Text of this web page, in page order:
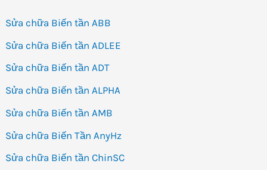
Sửa chữa Biến tần ABB
Sửa chữa Biến tần ADLEE
Sửa chữa Biến tần ADT
Sửa chữa Biến tần ALPHA
Sửa chữa Biến tần AMB
Sửa chữa Biến Tần AnyHz
Sửa chữa Biến tần ChinSC